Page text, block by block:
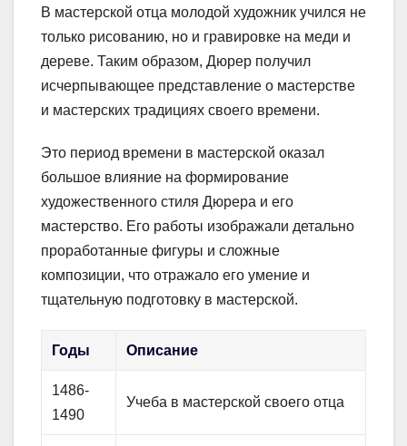
В мастерской отца молодой художник учился не
только рисованию, но и гравировке на меди и
дереве. Таким образом, Дюрер получил
исчерпывающее представление о мастерстве
и мастерских традициях своего времени.
Это период времени в мастерской оказал
большое влияние на формирование
художественного стиля Дюрера и его
мастерство. Его работы изображали детально
проработанные фигуры и сложные
композиции, что отражало его умение и
тщательную подготовку в мастерской.
Годы Описание
1486-
1490
Учеба в мастерской своего отца